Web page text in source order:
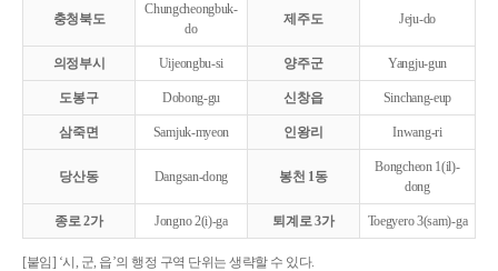
충청북도
Chungcheongbuk-
do
제주도 Jeju-do
의정부시 Uijeongbu-si 양주군 Yangju-gun
도봉구 Dobong-gu 신창읍 Sinchang-eup
삼죽면 Samjuk-myeon 인왕리 Inwang-ri
당산동 Dangsan-dong 봉천 1동
Bongcheon 1(il)-
dong
종로 2가 Jongno 2(i)-ga 퇴계로 3가 Toegyero 3(sam)-ga
[붙임] ‘시, 군, 읍’의 행정 구역 단위는 생략할 수 있다.